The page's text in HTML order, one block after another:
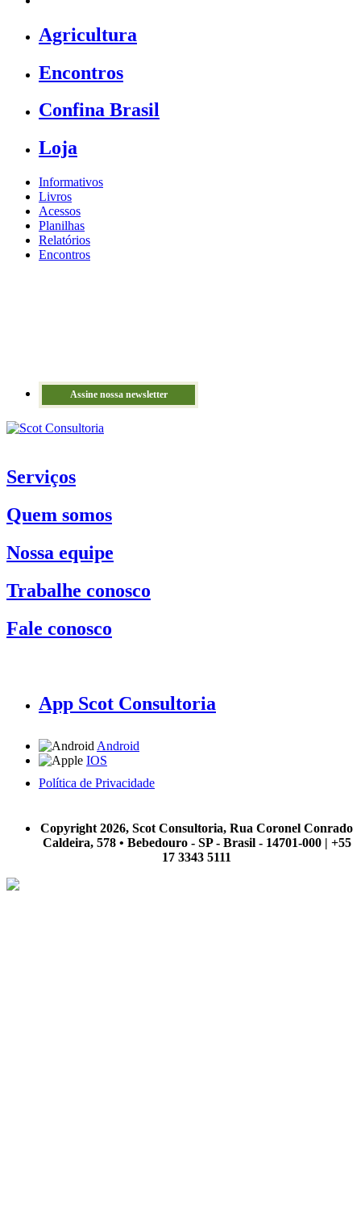
Agricultura
Encontros
Confina Brasil
Loja
Informativos
Livros
Acessos
Planilhas
Relatórios
Encontros
Assine nossa newsletter
Serviços
Quem somos
Nossa equipe
Trabalhe conosco
Fale conosco
App Scot Consultoria
Android
IOS
Política de Privacidade
Copyright 2026, Scot Consultoria, Rua Coronel Conrado
Caldeira, 578 • Bebedouro - SP - Brasil - 14701-000 | +55
17 3343 5111